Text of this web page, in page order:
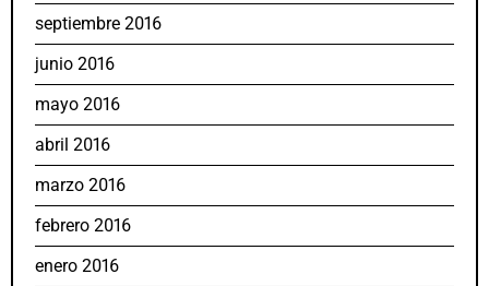
septiembre 2016
junio 2016
mayo 2016
abril 2016
marzo 2016
febrero 2016
enero 2016